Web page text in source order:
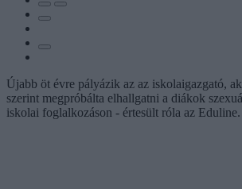
Újabb öt évre pályázik az az iskolaigazgató,
szerint megpróbálta elhallgatni a diákok
iskolai foglalkozáson - értesült róla az Eduline.